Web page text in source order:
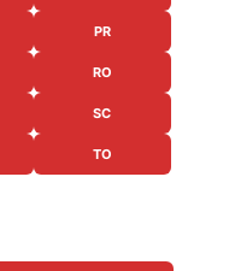
PR
RO
SC
TO